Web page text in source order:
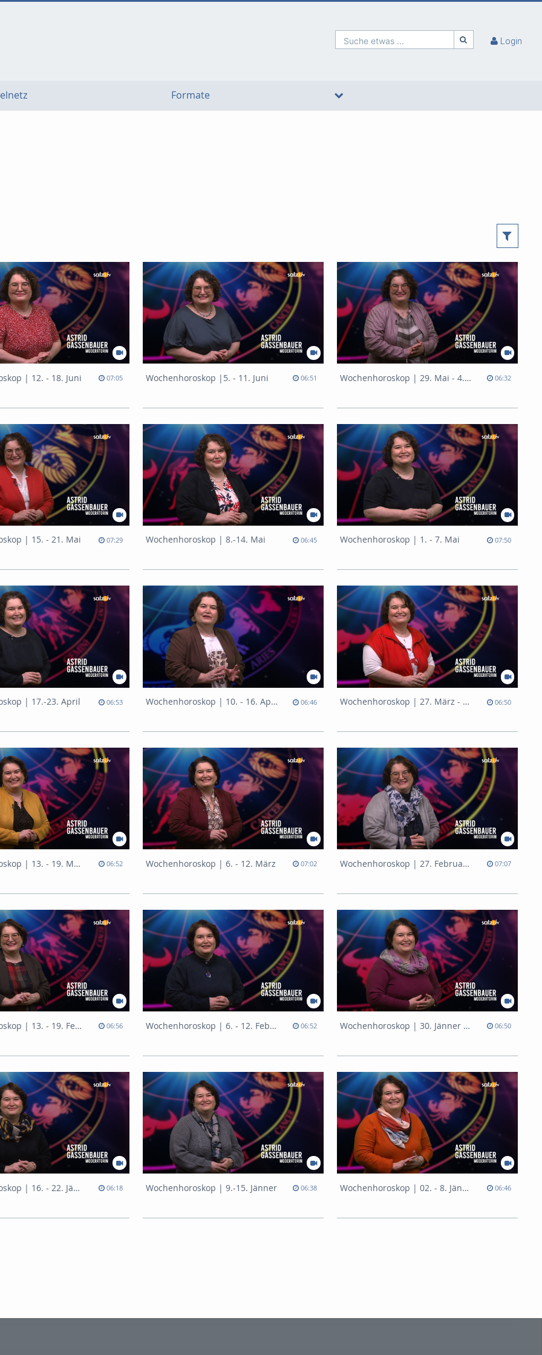
Suche etwas ... Login
Formate
| 12. - 18. Juni 07:05 Wochenhoroskop |5. - 11. Juni 06:51 Wochenhoroskop | 29. Mai - 4. Juni 06:32
| 15. - 21. Mai 07:29 Wochenhoroskop | 8.-14. Mai 06:45 Wochenhoroskop | 1. - 7. Mai 07:50
| 17.-23. April 06:53 Wochenhoroskop | 10. - 16. April 06:46 Wochenhoroskop | 27. März - 2. April 06:50
Wochenhoroskop | 13. - 19. März 06:52 Wochenhoroskop | 6. - 12. März 07:02 Wochenhoroskop | 27. Februar - 5. März 07:07
Wochenhoroskop | 13. - 19. Februar 06:56 Wochenhoroskop | 6. - 12. Februar 06:52 Wochenhoroskop | 30. Jänner - 5. Februar 06:50
Wochenhoroskop | 16. - 22. Jänner 06:18 Wochenhoroskop | 9.-15. Jänner 06:38 Wochenhoroskop | 02. - 8. Jänner 06:46